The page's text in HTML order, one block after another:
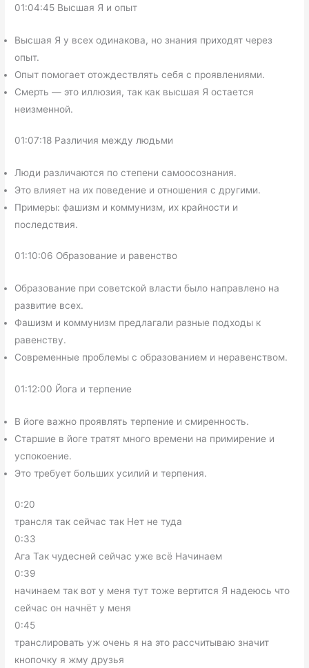
01:04:45 Высшая Я и опыт
Высшая Я у всех одинакова, но знания приходят через
опыт.
Опыт помогает отождествлять себя с проявлениями.
Смерть — это иллюзия, так как высшая Я остается
неизменной.
01:07:18 Различия между людьми
Люди различаются по степени самоосознания.
Это влияет на их поведение и отношения с другими.
Примеры: фашизм и коммунизм, их крайности и
последствия.
01:10:06 Образование и равенство
Образование при советской власти было направлено на
развитие всех.
Фашизм и коммунизм предлагали разные подходы к
равенству.
Современные проблемы с образованием и неравенством.
01:12:00 Йога и терпение
В йоге важно проявлять терпение и смиренность.
Старшие в йоге тратят много времени на примирение и
успокоение.
Это требует больших усилий и терпения.
0:20
трансля так сейчас так Нет не туда
0:33
Ага Так чудесней сейчас уже всё Начинаем
0:39
начинаем так вот у меня тут тоже вертится Я надеюсь что
сейчас он начнёт у меня
0:45
транслировать уж очень я на это рассчитываю значит
кнопочку я жму друзья